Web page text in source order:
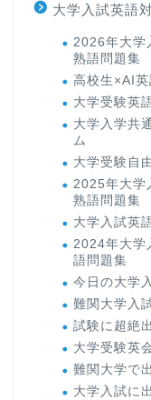
大学入試英語
2026年大学
熟語問題集
高校生×AI英
大学受験英
大学入学共
ム
大学受験自
2025年大学
熟語問題集
大学入試英
2024年大学
語問題集
今日の大学
難関大学入
試験に超絶
大学受験英
難関大学で
大学入試に